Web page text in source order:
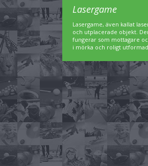
Lasergame
Lasergame, även kallat
och utplacerade objekt.
fungerar som mottagare
i mörka och roligt